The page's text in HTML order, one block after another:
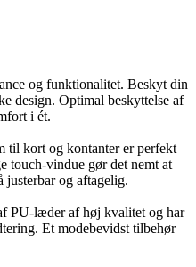
og funktionalitet. Beskyt din
design. Optimal beskyttelse af
i ét.
til kort og kontanter er perfekt
touch-vindue gør det nemt at
justerbar og aftagelig.
PU-læder af høj kvalitet og har
Et modebevidst tilbehør